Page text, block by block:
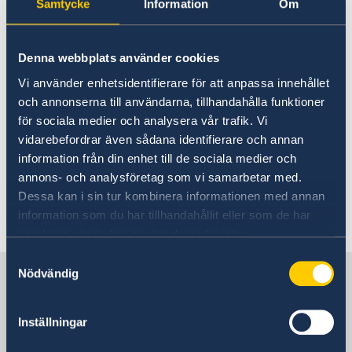
Samtycke Information Om
Denna webbplats använder cookies
Vi använder enhetsidentifierare för att anpassa innehållet
och annonserna till användarna, tillhandahålla funktioner
för sociala medier och analysera vår trafik. Vi
vidarebefordrar även sådana identifierare och annan
information från din enhet till de sociala medier och
annons- och analysföretag som vi samarbetar med.
Dessa kan i sin tur kombinera informationen med annan
information som du har tillhandahållit eller som de har
samlat in när du har använt deras tjänster.
Nödvändig
Inställningar
UD:s reseinformation på
Ladda ner appen UD Resklar
Ladda ner UD Resklar på Google Play
Ladda ner UD Resklar på iTunes
Följ UD Resklar på Facebook och X
UD Resklar på Facebook
UD Resklar på X
Sverige i Danmark
Sveriges ambassad